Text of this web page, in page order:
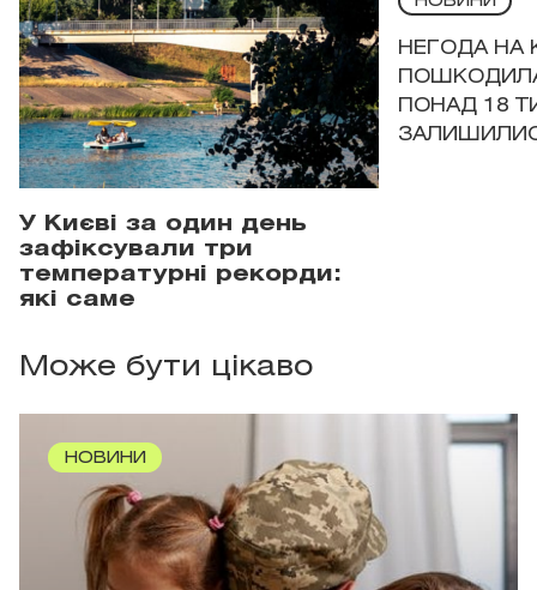
У Києві за один день
зафіксували три
температурні рекорди:
які саме
НЕГОДА НА
ПОНАД 18
Може бути цікаво
НОВИНИ